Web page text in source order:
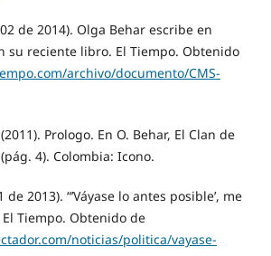
de 2014). Olga Behar escribe en
su reciente libro. El Tiempo. Obtenido
archivo/documento/CMS-
Prologo. En O. Behar, El Clan de
4). Colombia: Icono.
de 2013). “’Váyase lo antes posible’, me
Tiempo. Obtenido de
noticias/politica/vayase-